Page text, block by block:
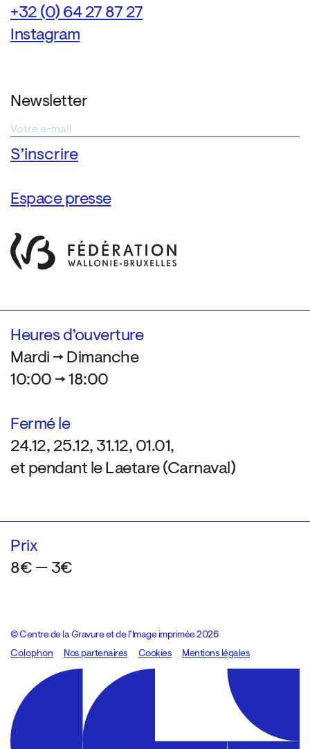
+32 (0) 64 27 87 27
Instagram
Newsletter
Espace presse
Heures d’ouverture
Mardi → Dimanche
10:00 → 18:00
Fermé le
24.12, 25.12, 31.12, 01.01,
et pendant le Laetare (Carnaval)
Prix
8€ — 3€
© Centre de la Gravure et de l’Image imprimée 2026
Colophon
Design:Marcel Kaczmarek, code:8080.studio
Nos partenaires Cookies Mentions légales